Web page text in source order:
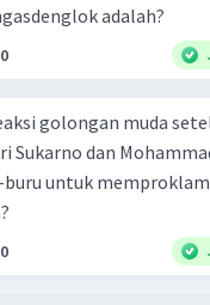
adalah?
golongan muda
Sukarno dan
untuk